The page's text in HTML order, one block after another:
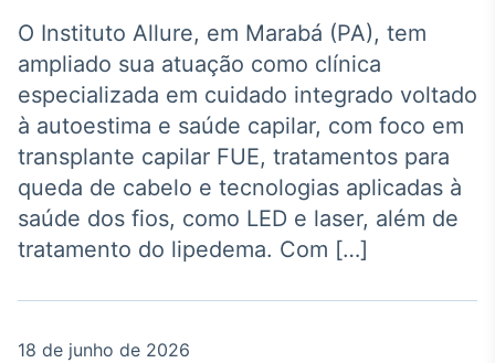
Agro
Tudo sobre o
agronegócio
Broadcast
Político
Os bastidores da
política em tempo
real
O Instituto Allure, em Marabá (PA), tem
ampliado sua atuação como clínica
especializada em cuidado integrado voltado
à autoestima e saúde capilar, com foco em
transplante capilar FUE, tratamentos para
queda de cabelo e tecnologias aplicadas à
saúde dos fios, como LED e laser, além de
tratamento do lipedema. Com […]
18 de junho de 2026